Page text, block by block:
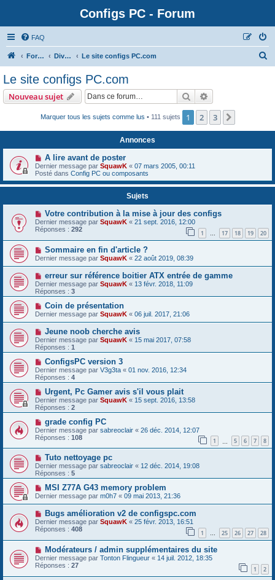
Configs PC - Forum
FAQ
Forum Divers Le site configs PC.com
Le site configs PC.com
Nouveau sujet Rechercher
Marquer tous les sujets comme lus • 111 sujets 1 2 3
Annonces
A lire avant de poster
Dernier message par SquawK « 07 mars 2005, 00:11
Posté dans Config PC ou composants
Sujets
Votre contribution à la mise à jour des configs
Dernier message par SquawK « 21 sept. 2016, 12:00
Réponses : 292 1 … 17 18 19 20
Sommaire en fin d'article ?
Dernier message par SquawK « 22 août 2019, 08:39
erreur sur référence boitier ATX entrée de gamme
Dernier message par SquawK « 13 févr. 2018, 11:09
Réponses : 3
Coin de présentation
Dernier message par SquawK « 06 juil. 2017, 21:06
Jeune noob cherche avis
Dernier message par SquawK « 15 mai 2017, 07:58
Réponses : 1
ConfigsPC version 3
Dernier message par V3g3ta « 01 nov. 2016, 12:34
Réponses : 4
Urgent, Pc Gamer avis s'il vous plait
Dernier message par SquawK « 15 sept. 2016, 13:58
Réponses : 2
grade config PC
Dernier message par sabreoclair « 26 déc. 2014, 12:07
Réponses : 108 1 5 6 7 8
Tuto nettoyage pc
Dernier message par sabreoclair « 12 déc. 2014, 19:08
Réponses : 5
MSI Z77A G43 memory problem
Dernier message par m0h7 « 09 mai 2013, 21:36
Bugs amélioration v2 de configspc.com
Dernier message par SquawK « 25 févr. 2013, 16:51
Réponses : 408 1 … 25 26 27 28
Modérateurs / admin supplémentaires du site
Dernier message par Tonton Flingueur « 14 juil. 2012, 18:35
Réponses : 27 1 2